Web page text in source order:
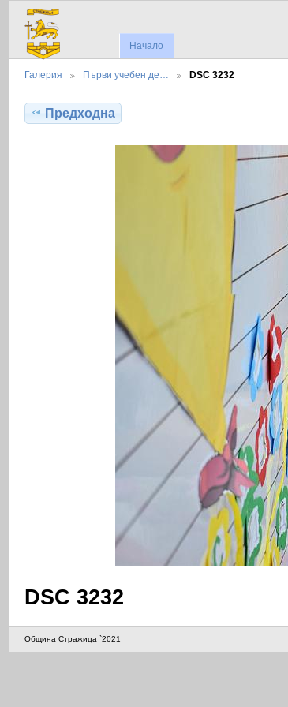
Начало
Галерия Първи учебен де… DSC 3232
Предходна
DSC 3232
Община Стражица `2021